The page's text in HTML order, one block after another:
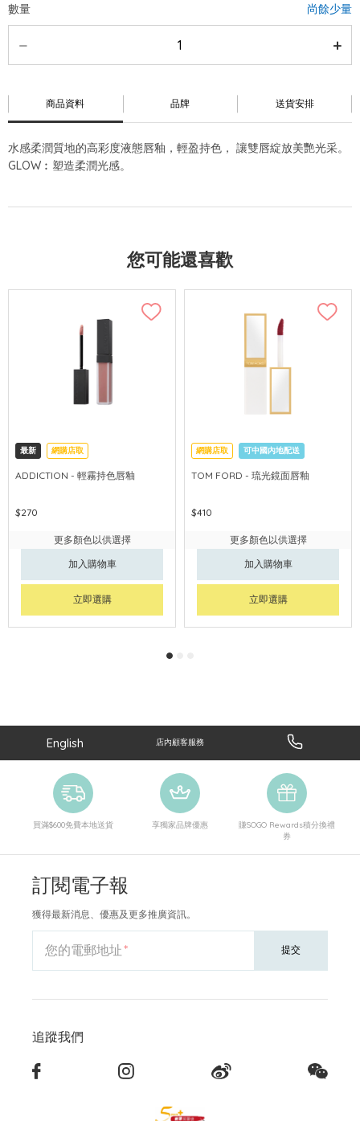
數量 尚餘少量
商品資料 品牌 送貨安排
水感柔潤質地的高彩度液態唇釉，輕盈持色， 讓雙唇綻放美艷光采。
GLOW︰塑造柔潤光感。
您可能還喜歡
最新 網購店取
ADDICTION - 輕霧持色唇釉
$270
更多顏色以供選擇
加入購物車
立即選購
網購店取 可中國內地配送
TOM FORD - 琉光鏡面唇釉
$410
更多顏色以供選擇
加入購物車
立即選購
English 店內顧客服務
買滿$600免費本地送貨 享獨家品牌優惠
賺SOGO Rewards積分換禮
券
訂閱電子報
獲得最新消息、優惠及更多推廣資訊。
您的電郵地址 提交
追蹤我們